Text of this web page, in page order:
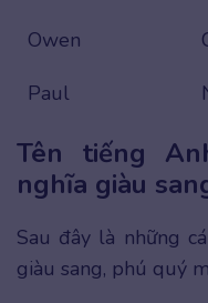
Owen
Paul
Tên tiếng
nghĩa giàu
Sau đây là những
giàu sang, phú quý